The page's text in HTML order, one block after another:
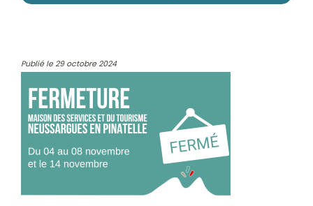
Publié le 29 octobre 2024